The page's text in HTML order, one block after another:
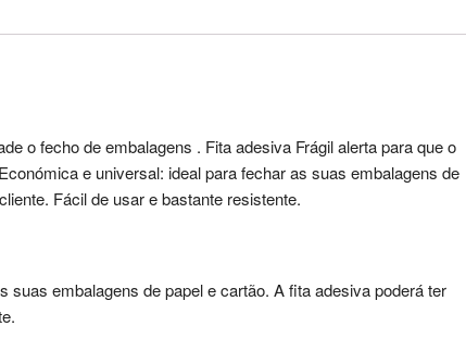
o fecho de embalagens . Fita adesiva Frágil alerta para que o
e universal: ideal para fechar as suas embalagens de
Fácil de usar e bastante resistente.
suas embalagens de papel e cartão. A fita adesiva poderá ter